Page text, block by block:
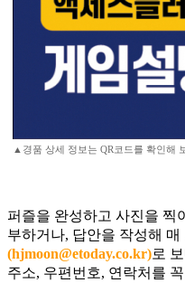
▲경품 상세 정보는 QR코드를 확인해
퍼즐을 완성하고 사진을 찍
부하거나, 답안을 작성해 매
(hjmoon@etoday.co.kr)로
주소, 우편번호, 연락처를